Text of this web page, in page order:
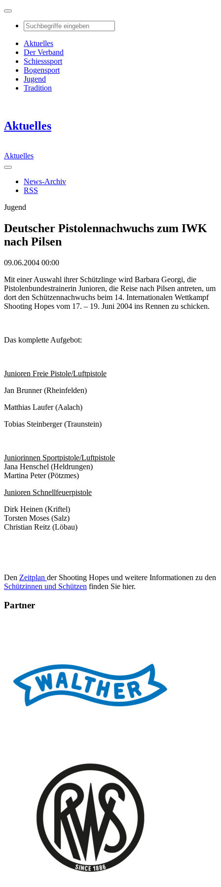
Aktuelles
Der Verband
Schiesssport
Bogensport
Jugend
Tradition
Aktuelles
Aktuelles
News-Archiv
RSS
Jugend
Deutscher Pistolennachwuchs zum IWK
nach Pilsen
09.06.2004 00:00
Mit einer Auswahl ihrer Schützlinge wird Barbara Georgi, die
Pistolenbundestrainerin Junioren, die Reise nach Pilsen antreten, um
dort den Schützennachwuchs beim 14. Internationalen Wettkampf
Shooting Hopes vom 17. – 19. Juni 2004 ins Rennen zu schicken.
Das komplette Aufgebot:
Junioren Freie Pistole/Luftpistole
Jan Brunner (Rheinfelden)
Matthias Laufer (Aalach)
Tobias Steinberger (Traunstein)
Juniorinnen Sportpistole/Luftpistole
Jana Henschel (Heldrungen)
Martina Peter (Pötzmes)
Junioren Schnellfeuerpistole
Dirk Heinen (Kriftel)
Torsten Moses (Salz)
Christian Reitz (Löbau)
Den Zeitplan der Shooting Hopes und weitere Informationen zu den
Schützinnen und Schützen finden Sie hier.
Partner